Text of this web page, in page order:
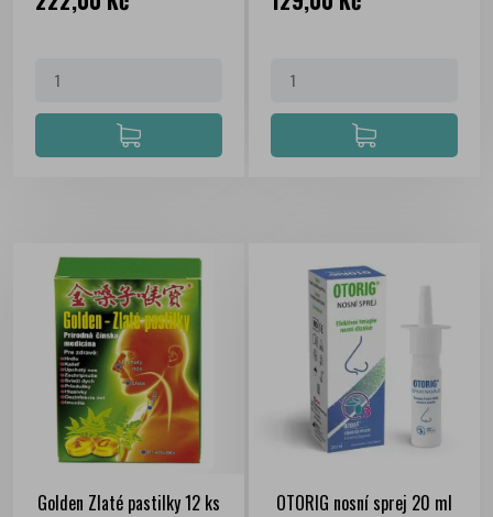
Golden Zlaté pastilky 12 ks OTORIG nosní sprej 20 ml